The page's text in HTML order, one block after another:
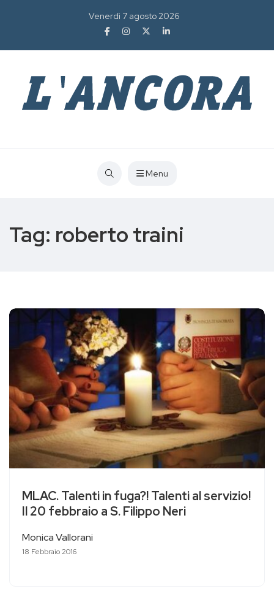
Venerdì 7 agosto 2026
Menu
Tag: roberto traini
MLAC. Talenti in fuga?! Talenti al servizio!
Il 20 febbraio a S. Filippo Neri
Monica Vallorani
18 Febbraio 2016